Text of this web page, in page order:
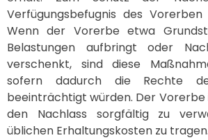
Verfügungsbefugnis des Vorerben
Wenn der Vorerbe etwa
Belastungen aufbringt oder
verschenkt, sind diese
sofern dadurch die Rechte
beeinträchtigt würden. Der
den Nachlass sorgfältig zu
üblichen Erhaltungskosten zu tragen.